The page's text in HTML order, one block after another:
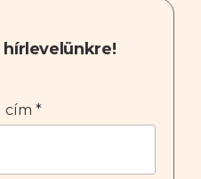
hírlevelünkre!
cím *